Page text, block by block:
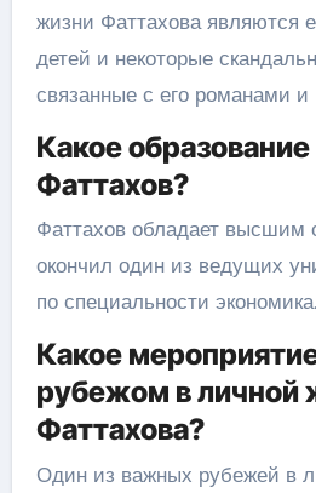
жизни Фаттахова являются
детей и некоторые
связанные с его романами и
Какое
Фаттахов?
Фаттахов обладает высшим
окончил один из ведущих
по специальности экономика.
Какое
рубежом в личной
Фаттахова?
Один из важных рубежей в